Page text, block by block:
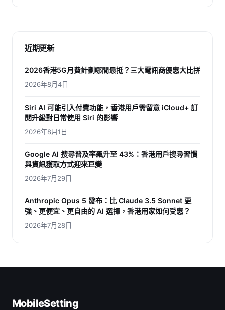
近期更新
2026香港5G月費計劃哪間最抵？三大電訊商優惠大比拼
2026年8月4日
Siri AI 可能引入付費功能，香港用戶需留意 iCloud+ 訂
閱升級對日常使用 Siri 的影響
2026年8月1日
Google AI 搜尋普及率飆升至 43%：香港用戶搜尋習慣
與資訊獲取方式迎來巨變
2026年7月29日
Anthropic Opus 5 發布：比 Claude 3.5 Sonnet 更
強、更便宜、更自由的 AI 選擇，香港用家如何受惠？
2026年7月28日
MobileSetting